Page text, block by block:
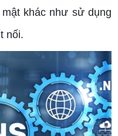
khác như sử dụng
nối.